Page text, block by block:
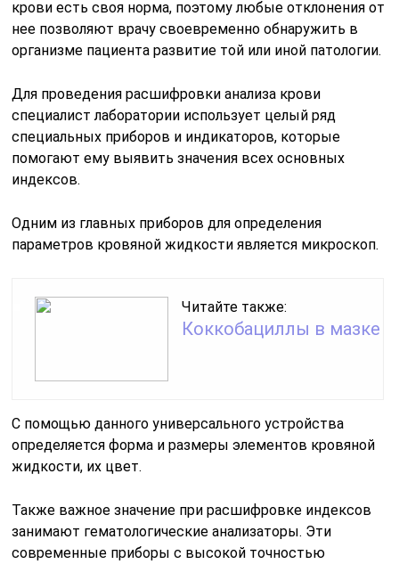
крови есть своя норма, поэтому любые отклонения от
нее позволяют врачу своевременно обнаружить в
организме пациента развитие той или иной патологии.
Для проведения расшифровки анализа крови
специалист лаборатории использует целый ряд
специальных приборов и индикаторов, которые
помогают ему выявить значения всех основных
индексов.
Одним из главных приборов для определения
параметров кровяной жидкости является микроскоп.
Читайте также:
Коккобациллы в мазке
С помощью данного универсального устройства
определяется форма и размеры элементов кровяной
жидкости, их цвет.
Также важное значение при расшифровке индексов
занимают гематологические анализаторы. Эти
современные приборы с высокой точностью